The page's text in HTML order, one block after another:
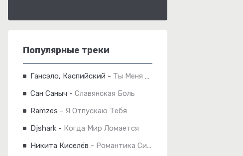
Популярные треки
Гансэло, Каспийский - Ты Меня Не Лечи
Сан Саныч - Славянская Боль
Ramzes - Я Отпускаю Тебя
Djshark - Когда Мир Ломается
Никита Киселёв - Романтика Синего Неба